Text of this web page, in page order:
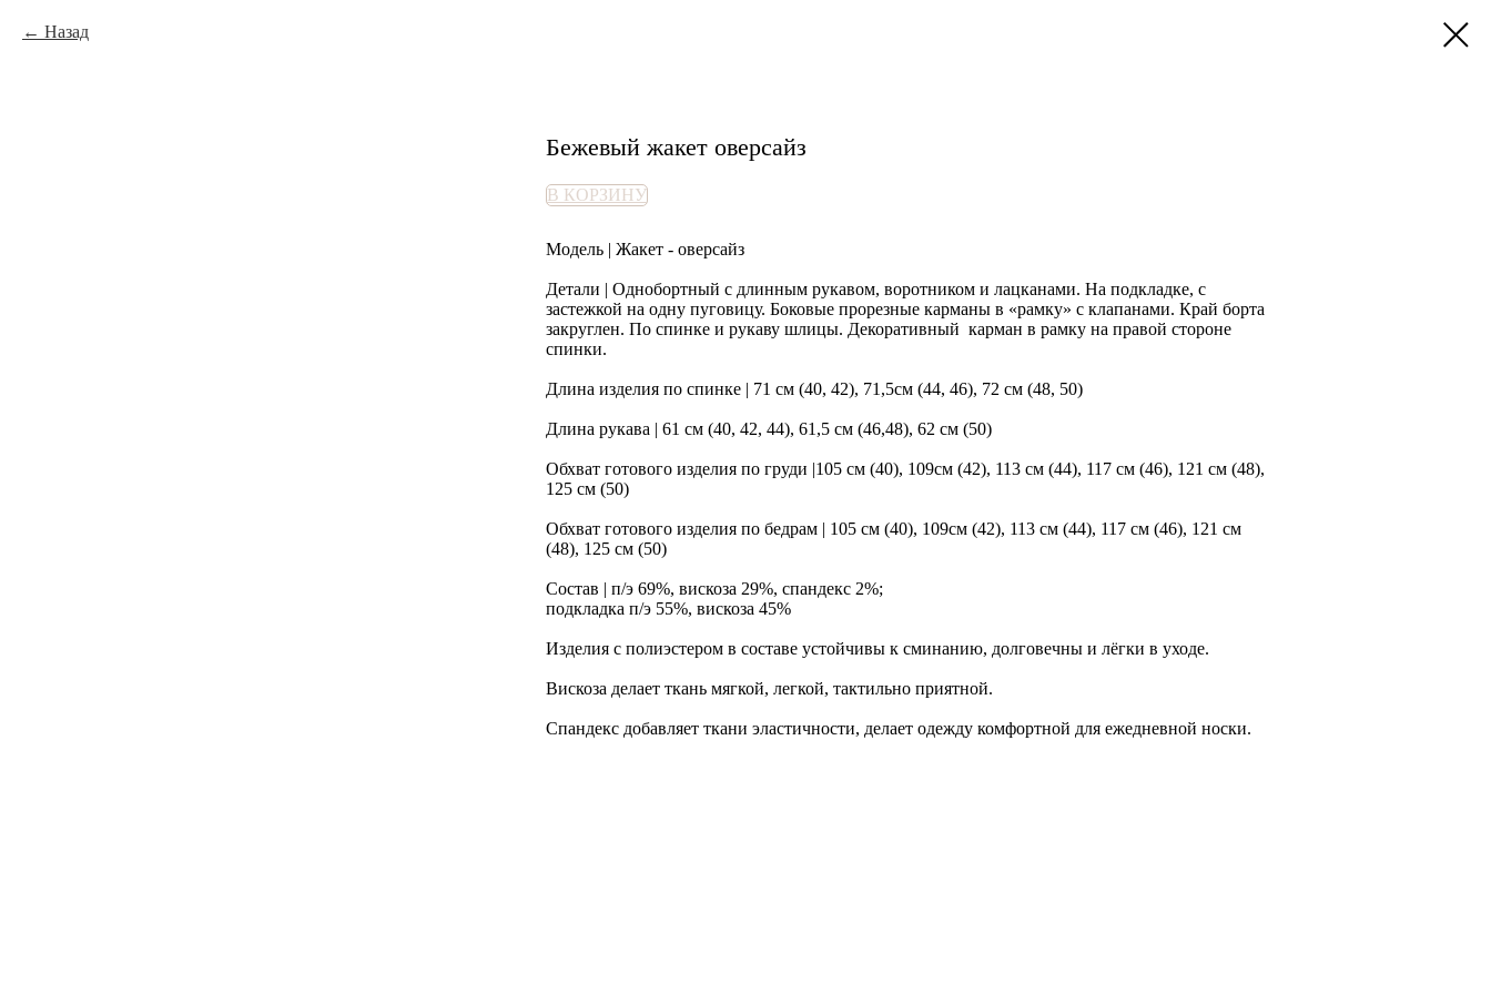
Назад
Бежевый жакет оверсайз
В КОРЗИНУ
Модель | Жакет - оверсайз
Детали | Однобортный с длинным рукавом, воротником и лацканами. На подкладке, с
застежкой на одну пуговицу. Боковые прорезные карманы в «рамку» с клапанами. Край борта
закруглен. По спинке и рукаву шлицы. Декоративный карман в рамку на правой стороне
спинки.
Длина изделия по спинке | 71 см (40, 42), 71,5см (44, 46), 72 см (48, 50)
Длина рукава | 61 см (40, 42, 44), 61,5 см (46,48), 62 см (50)
Обхват готового изделия по груди |105 см (40), 109см (42), 113 см (44), 117 см (46), 121 см (48),
125 см (50)
Обхват готового изделия по бедрам | 105 см (40), 109см (42), 113 см (44), 117 см (46), 121 см
(48), 125 см (50)
Состав | п/э 69%, вискоза 29%, спандекс 2%;
подкладка п/э 55%, вискоза 45%
Изделия с полиэстером в составе устойчивы к сминанию, долговечны и лёгки в уходе.
Вискоза делает ткань мягкой, легкой, тактильно приятной.
Спандекс добавляет ткани эластичности, делает одежду комфортной для ежедневной носки.